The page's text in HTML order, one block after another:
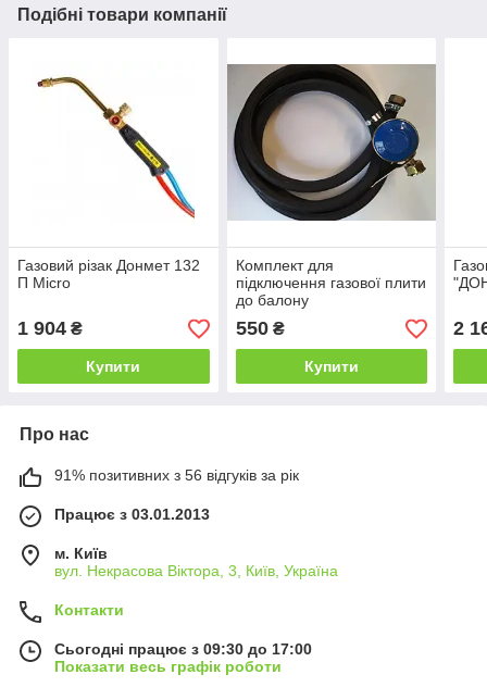
Подібні товари компанії
Газовий різак Донмет 132
П Micro
1 904 ₴
Купити
Комплект для
підключення газової плити
до балону
(Китай+Україна) 3м
550₴
Купити
2
Про нас
91% позитивних з 56 відгуків за рік
Працює з 03.01.2013
м. Київ
вул. Некрасова Віктора, 3, Київ, Україна
Контакти
Сьогодні працює з 09:30 до 17:00
Показати весь графік роботи